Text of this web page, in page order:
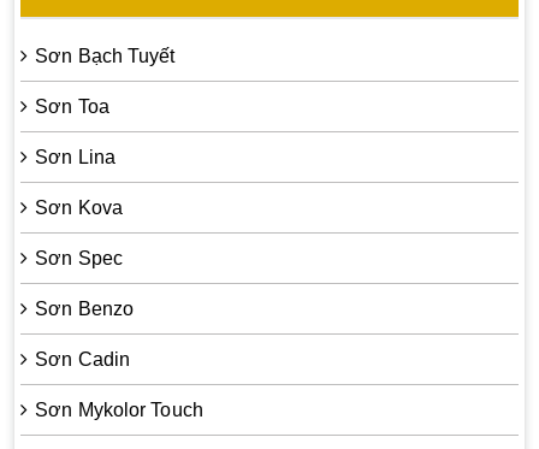
Sơn Bạch Tuyết
Sơn Toa
Sơn Lina
Sơn Kova
Sơn Spec
Sơn Benzo
Sơn Cadin
Sơn Mykolor Touch